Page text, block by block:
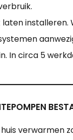
laten
In circa 5
verwarmen